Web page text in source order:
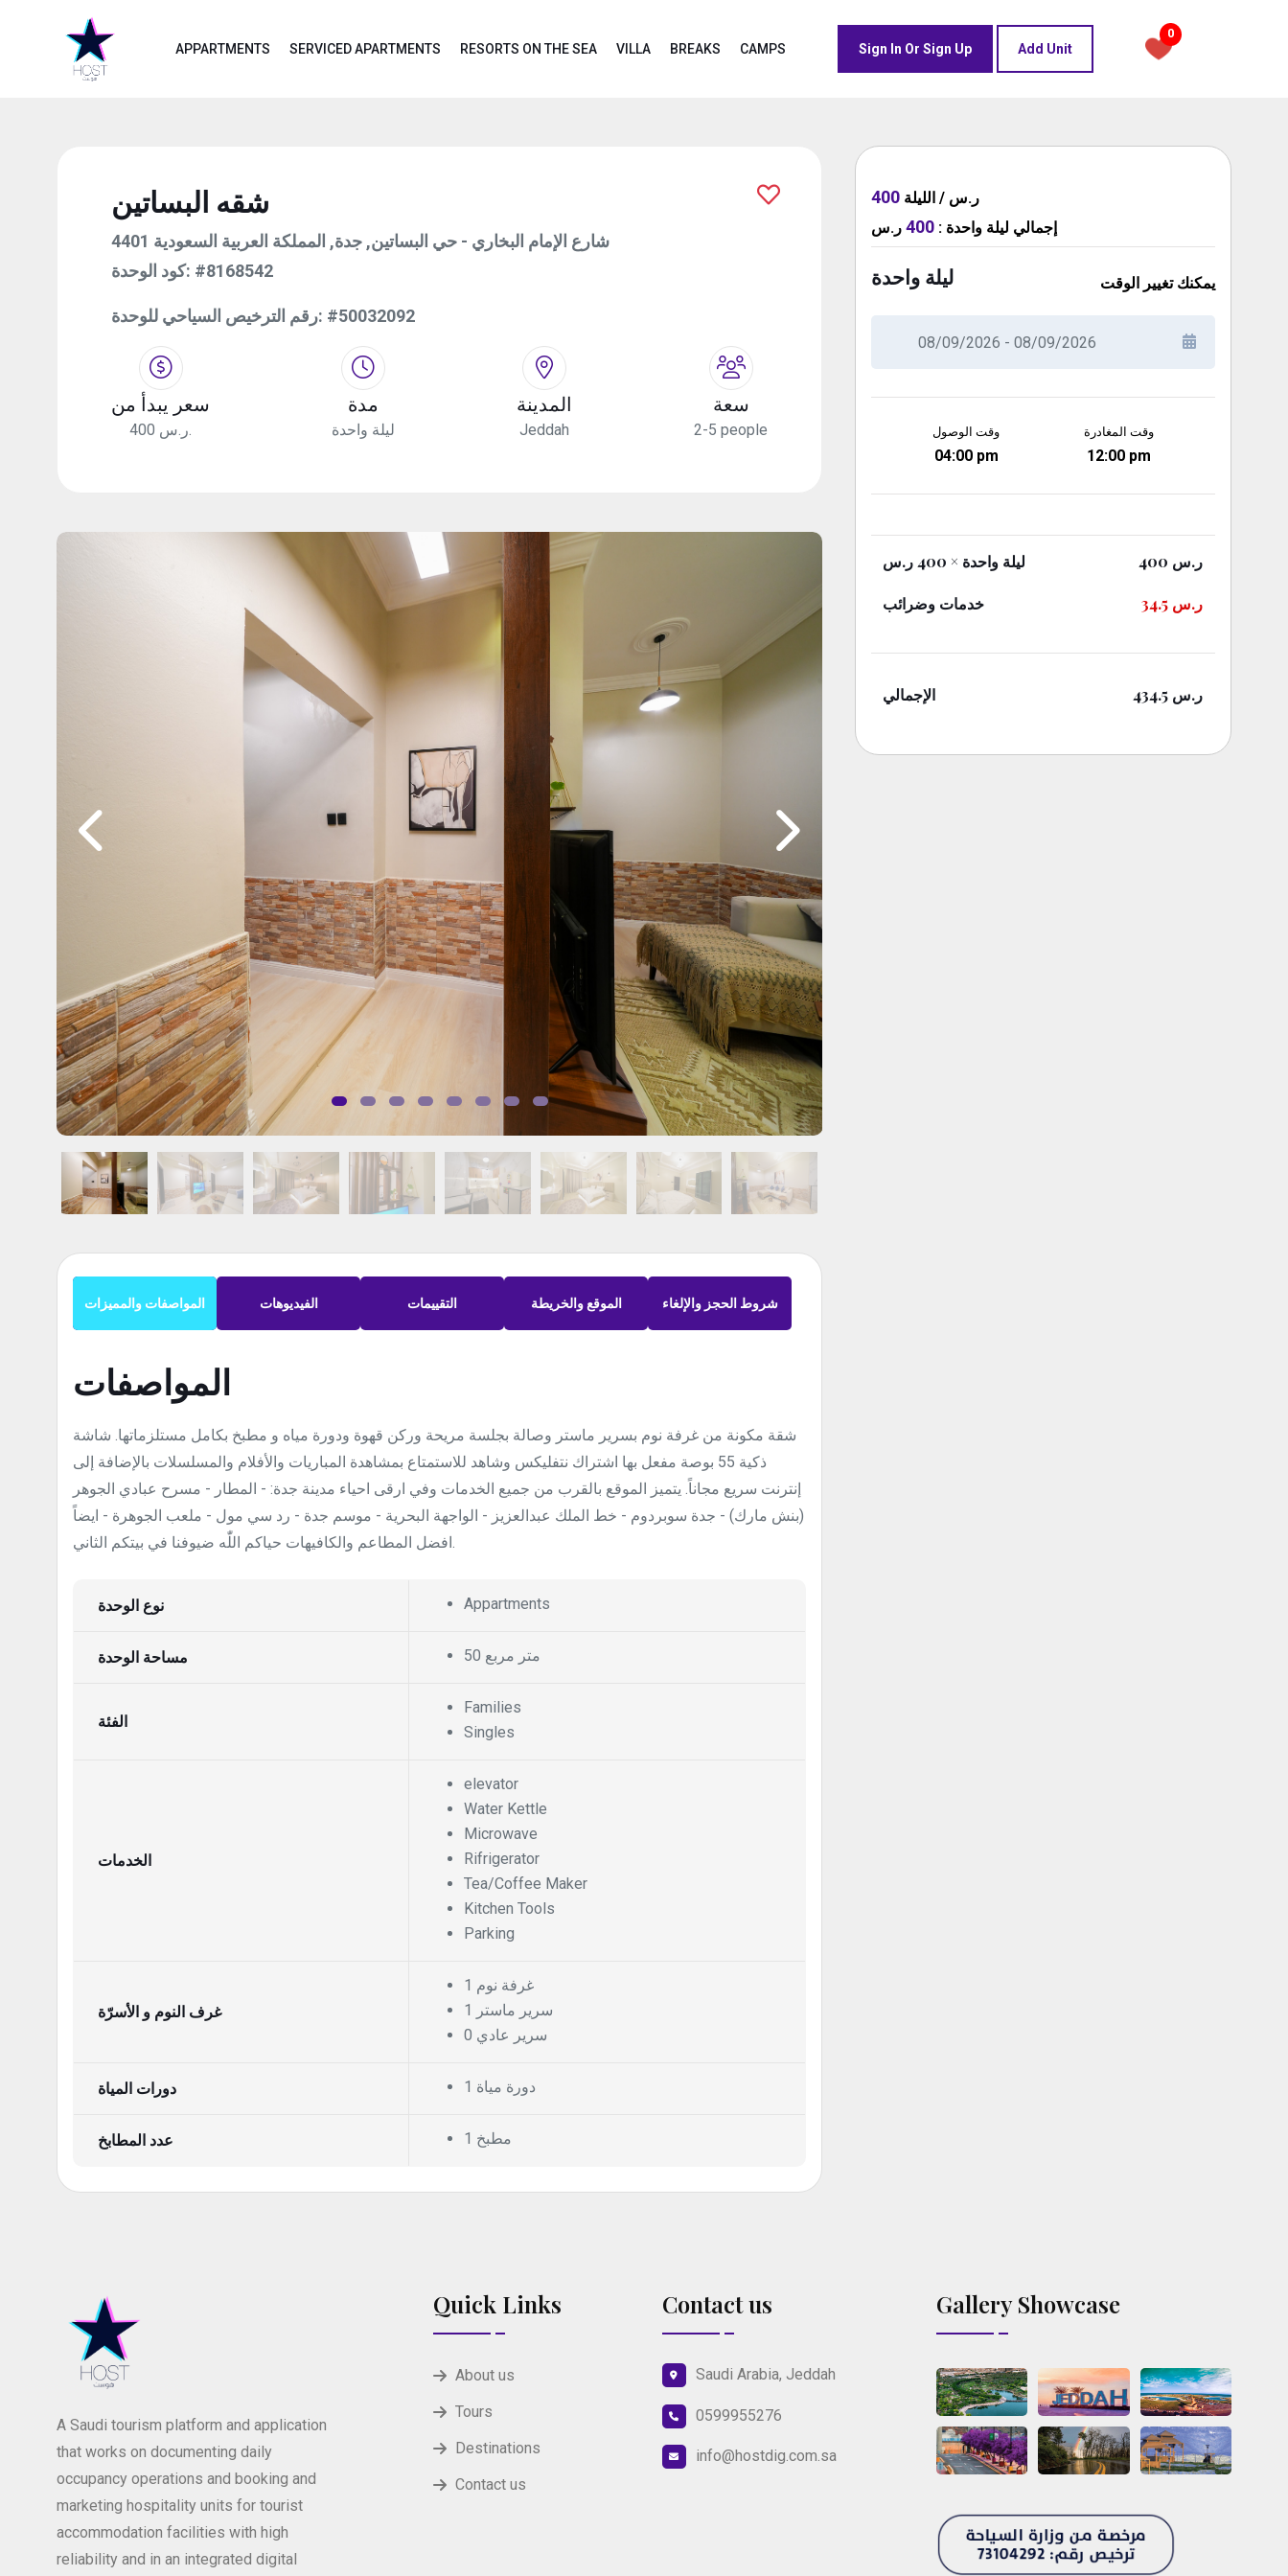
APPARTMENTS SERVICED APARTMENTS RESORTS ON THE SEA VILLA BREAKS CAMPS Sign In Or Sign Up Add Unit
0
شقه البساتين
4401 شارع الإمام البخاري - حي البساتين, جدة, المملكة العربية السعودية
كود الوحدة: #8168542
رقم الترخيص السياحي للوحدة: #50032092
سعر يبدأ من
400 ر.س.
مدة
ليلة واحدة
المدينة
Jeddah
سعة
2-5 people
المواصفات والمميزات الفيديوهات التقييمات الموقع والخريطة شروط الحجز والإلغاء
المواصفات
شقة مكونة من غرفة نوم بسرير ماستر وصالة بجلسة مريحة وركن قهوة ودورة مياه و مطبخ بكامل مستلزماتها. شاشة
ذكية 55 بوصة مفعل بها اشتراك نتفليكس وشاهد للاستمتاع بمشاهدة المباريات والأفلام والمسلسلات بالإضافة إلى
إنترنت سريع مجاناً. يتميز الموقع بالقرب من جميع الخدمات وفي ارقى احياء مدينة جدة: - المطار - مسرح عبادي الجوهر
(بنش مارك) - جدة سوبردوم - خط الملك عبدالعزيز - الواجهة البحرية - موسم جدة - رد سي مول - ملعب الجوهرة - ايضاً
افضل المطاعم والكافيهات حياكم اللّٰه ضيوفنا في بيتكم الثاني.
نوع الوحدة Appartments
مساحة الوحدة 50 متر مربع
الفئة
Families
Singles
الخدمات
elevator
Water Kettle
Microwave
Rifrigerator
Tea/Coffee Maker
Kitchen Tools
Parking
غرف النوم و الأسرّة
1 غرفة نوم
1 سرير ماستر
0 سرير عادي
دورات المياة 1 دورة مياة
عدد المطابخ 1 مطبخ
400 ر.س / الليلة
إجمالي ليلة واحدة :
400ر.س
ليلة واحدة يمكنك تغيير الوقت
وقت الوصول
04:00 pm
وقت المغادرة
12:00 pm
ليلة واحدة × 400 ر.س 400 ر.س
خدمات وضرائب 34.5 ر.س
الإجمالي 434.5 ر.س
A Saudi tourism platform and application
that works on documenting daily
occupancy operations and booking and
marketing hospitality units for tourist
accommodation facilities with high
reliability and in an integrated digital
Quick Links
About us
Tours
Destinations
Contact us
Contact us
Saudi Arabia, Jeddah
0599955276
info@hostdig.com.sa
Gallery Showcase